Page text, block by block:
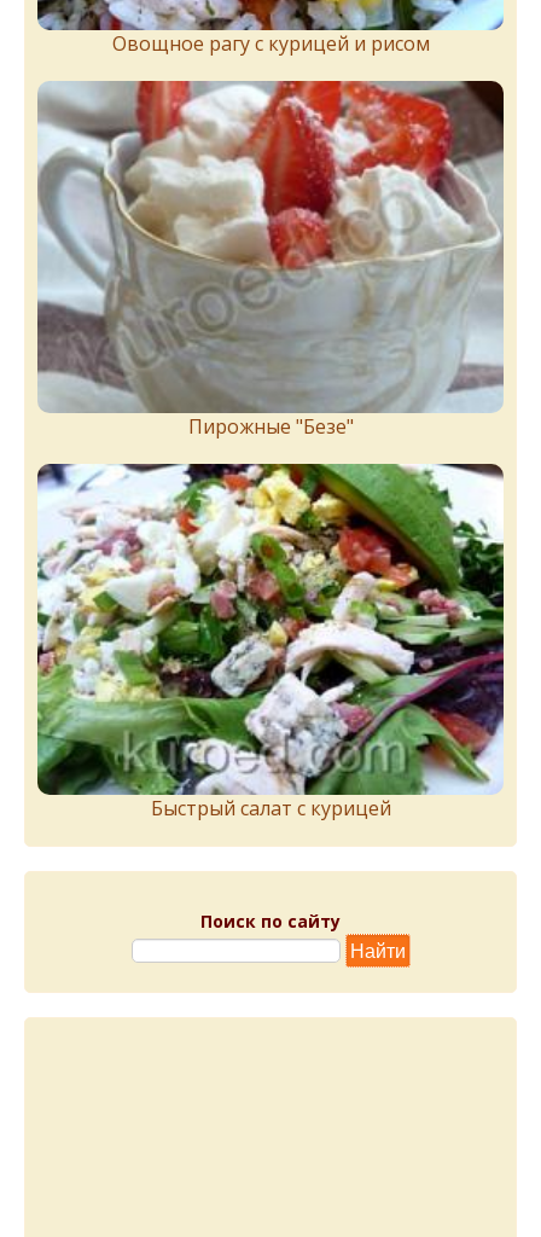
Овощное рагу с курицей и рисом
Пирожныe "Бeзe"
Быстрый салат с курицей
Поиск по сайту